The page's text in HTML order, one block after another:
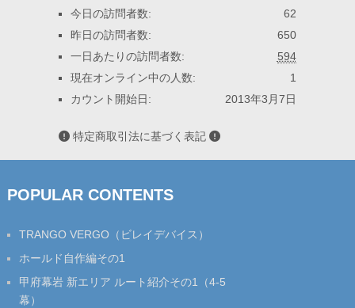
62
今日の訪問者数:
650
昨日の訪問者数:
594
一日あたりの訪問者数:
1
現在オンライン中の人数:
2013年3月7日
カウント開始日:
特定商取引法に基づく表記
POPULAR CONTENTS
TRANGO VERGO（ビレイデバイス）
ホールド自作編その1
甲府幕岩 新エリア ルート紹介その1（4-5
幕）